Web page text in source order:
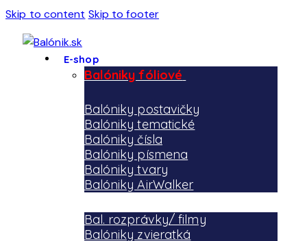
Skip to content Skip to footer
E-shop
Balóniky fóliové
Balóniky postavičky
Balóniky tematické
Balóniky čísla
Balóniky písmena
Balóniky tvary
Balóniky AirWalker
Bal. rozprávky/ filmy
Balóniky zvieratká